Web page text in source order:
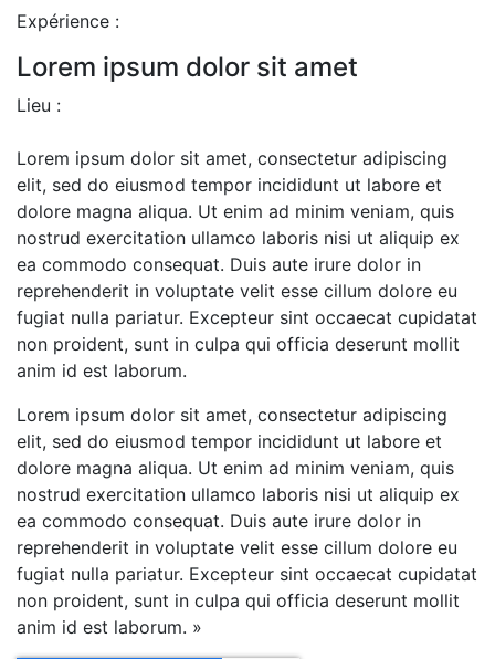
Expérience :
Lorem ipsum dolor sit amet
Lieu :
Lorem ipsum dolor sit amet, consectetur adipiscing
elit, sed do eiusmod tempor incididunt ut labore et
dolore magna aliqua. Ut enim ad minim veniam, quis
nostrud exercitation ullamco laboris nisi ut aliquip ex
ea commodo consequat. Duis aute irure dolor in
reprehenderit in voluptate velit esse cillum dolore eu
fugiat nulla pariatur. Excepteur sint occaecat cupidatat
non proident, sunt in culpa qui officia deserunt mollit
anim id est laborum.
Lorem ipsum dolor sit amet, consectetur adipiscing
elit, sed do eiusmod tempor incididunt ut labore et
dolore magna aliqua. Ut enim ad minim veniam, quis
nostrud exercitation ullamco laboris nisi ut aliquip ex
ea commodo consequat. Duis aute irure dolor in
reprehenderit in voluptate velit esse cillum dolore eu
fugiat nulla pariatur. Excepteur sint occaecat cupidatat
non proident, sunt in culpa qui officia deserunt mollit
anim id est laborum. »